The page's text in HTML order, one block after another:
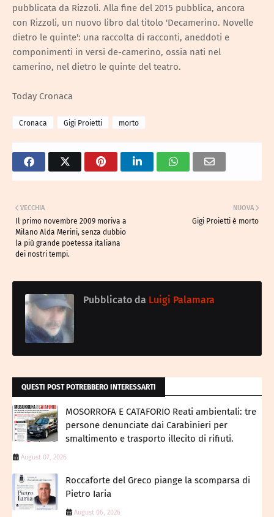
pubblicata da Rizzoli. Alla fine del 2015 pubblica, ancora
con Rizzoli, un nuovo libro dal titolo 'Decamerino. Novelle
dietro le quinte': una raccolta di racconti, aneddoti e
componimenti in versi de-camerino, ossia nati nel
camerino, nel dietro le quinte del teatro.
Today Cronaca
Cronaca Gigi Proietti morto
NUOVA
Gigi Proietti è morto
VECCHIA
Il primo novembre 2009 moriva a
Milano Alda Merini, senza dubbio
la più grande poetessa italiana
dei nostri tempi.
Pubblicato da Luigi Palamara
QUESTI POST POTREBBERO INTERESSARTI
MOSORROFA E CATAFORIO Reati ambientali: tre
persone denunciate dai Carabinieri per
smaltimento e trasporto illecito di rifiuti.
August 07, 2026
Roccaforte del Greco piange la scomparsa di
Pietro Iaria
August 06, 2026